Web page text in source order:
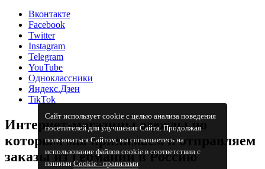
Сайт использует cookie с целью анализа поведения
посетителей для улучшения Сайта. Продолжая
пользоваться Сайтом, вы соглашаетесь на
использование файлов cookie в соответствии с
нашимиCookiе - правилами
Вконтакте
Facebook
Twitter
Instagram
Telegram
YouTube
Одноклассники
Яндекс.Дзен
TikTok
Интернет-магазины одежды по
которым мы принимаем и отправляем
заказы из Германии в Россию